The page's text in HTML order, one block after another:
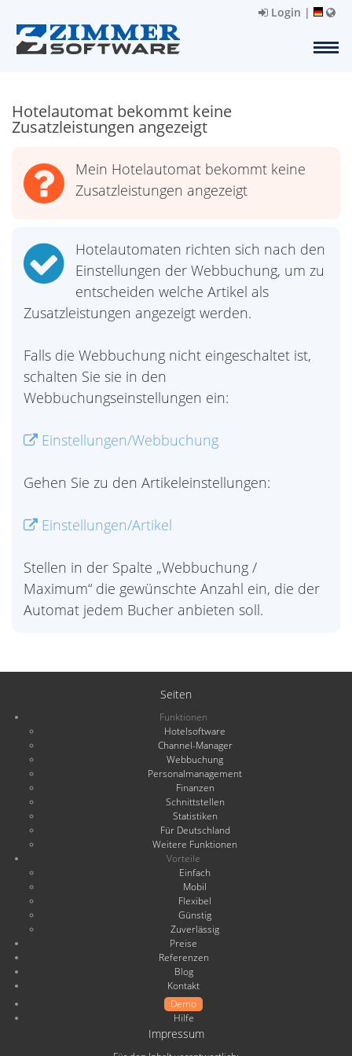
Login |
Hotelautomat bekommt keine
Zusatzleistungen angezeigt
Mein Hotelautomat bekommt keine
Zusatzleistungen angezeigt
Hotelautomaten richten sich nach den
Einstellungen der Webbuchung, um zu
entscheiden welche Artikel als
Zusatzleistungen angezeigt werden.
Falls die Webbuchung nicht eingeschaltet ist,
schalten Sie sie in den
Webbuchungseinstellungen ein:
Einstellungen/Webbuchung
Gehen Sie zu den Artikeleinstellungen:
Einstellungen/Artikel
Stellen in der Spalte „Webbuchung /
Maximum“ die gewünschte Anzahl ein, die der
Automat jedem Bucher anbieten soll.
Seiten
Funktionen
Hotelsoftware
Channel-Manager
Webbuchung
Personalmanagement
Finanzen
Schnittstellen
Statistiken
Für Deutschland
Weitere Funktionen
Vorteile
Einfach
Mobil
Flexibel
Günstig
Zuverlässig
Preise
Referenzen
Blog
Kontakt
Demo
Hilfe
Impressum